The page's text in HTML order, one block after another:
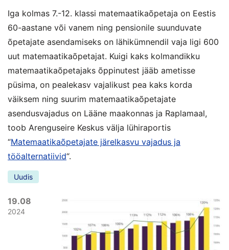
Iga kolmas 7.-12. klassi matemaatikaõpetaja on Eestis
60-aastane või vanem ning pensionile suunduvate
õpetajate asendamiseks on lähikümnendil vaja ligi 600
uut matemaatikaõpetajat. Kuigi kaks kolmandikku
matemaatikaõpetajaks õppinutest jääb ametisse
püsima, on pealekasv vajalikust pea kaks korda
väiksem ning suurim matemaatikaõpetajate
asendusvajadus on Lääne maakonnas ja Raplamaal,
toob Arenguseire Keskus välja lühiraportis
“Matemaatikaõpetajate järelkasvu vajadus ja
tööalternatiivid“.
Uudis
19.08
2024